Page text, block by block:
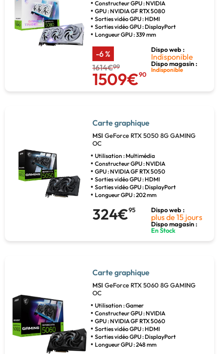
Constructeur GPU : NVIDIA
GPU : NVIDIA GF RTX 5080
Sorties vidéo GPU : HDMI
Sorties vidéo GPU : DisplayPort
Longueur GPU : 339 mm
-6 %
1614€99
1509€90
Dispo web :
Indisponible
Dispo magasin :
Indisponible
Carte graphique
MSI GeForce RTX 5050 8G GAMING
OC
Utilisation : Multimédia
Constructeur GPU : NVIDIA
GPU : NVIDIA GF RTX 5050
Sorties vidéo GPU : HDMI
Sorties vidéo GPU : DisplayPort
Longueur GPU : 202 mm
324€95 Dispo web :
plus de 15 jours
Dispo magasin :
En Stock
Carte graphique
MSI GeForce RTX 5060 8G GAMING
OC
Utilisation : Gamer
Constructeur GPU : NVIDIA
GPU : NVIDIA GF RTX 5060
Sorties vidéo GPU : HDMI
Sorties vidéo GPU : DisplayPort
Longueur GPU : 248 mm